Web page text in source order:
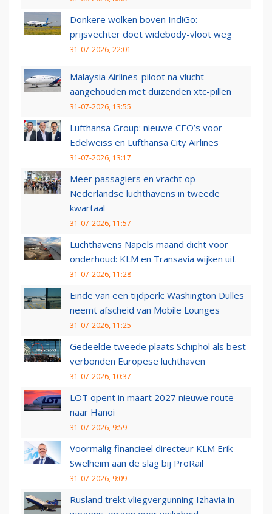
Donkere wolken boven IndiGo:
prijsvechter doet widebody-vloot weg
31-07-2026, 22:01
Malaysia Airlines-piloot na vlucht
aangehouden met duizenden xtc-pillen
31-07-2026, 13:55
Lufthansa Group: nieuwe CEO’s voor
Edelweiss en Lufthansa City Airlines
31-07-2026, 13:17
Meer passagiers en vracht op
Nederlandse luchthavens in tweede
kwartaal
31-07-2026, 11:57
Luchthavens Napels maand dicht voor
onderhoud: KLM en Transavia wijken uit
31-07-2026, 11:28
Einde van een tijdperk: Washington Dulles
neemt afscheid van Mobile Lounges
31-07-2026, 11:25
Gedeelde tweede plaats Schiphol als best
verbonden Europese luchthaven
31-07-2026, 10:37
LOT opent in maart 2027 nieuwe route
naar Hanoi
31-07-2026, 9:59
Voormalig financieel directeur KLM Erik
Swelheim aan de slag bij ProRail
31-07-2026, 9:09
Rusland trekt vliegvergunning Izhavia in